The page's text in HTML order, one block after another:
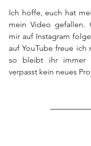
Ich hoffe, euch hat
mein Video gefallen.
mir auf Instagram
auf YouTube freue ich
so bleibt ihr immer
verpasst kein neues